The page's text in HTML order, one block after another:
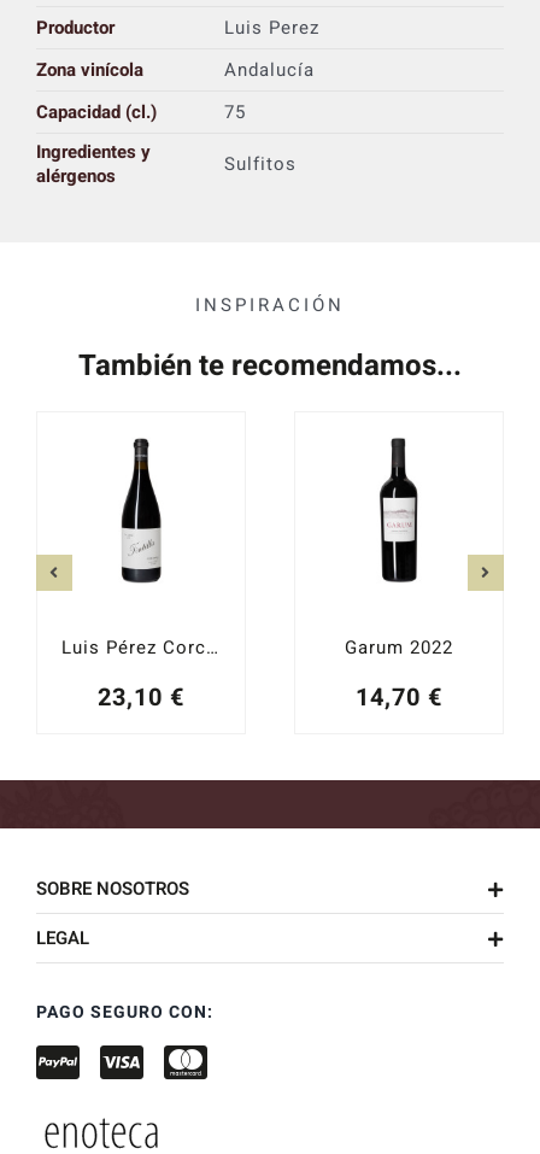
Productor
Luis Perez
Zona vinícola
Andalucía
Capacidad (cl.)
75
Ingredientes y
alérgenos
Sulfitos
INSPIRACIÓN
También te recomendamos...
Luis Pérez Corchuelo Tintilla 2022
23,10 €
Garum 2022
14,70 €
SOBRE NOSOTROS
LEGAL
PAGO SEGURO CON: